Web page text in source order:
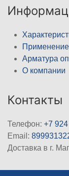
Применение
Арматура
О компании
Контакты
Телефон: +7
Email:
Доставка в г.